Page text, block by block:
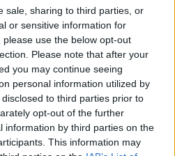
sale, sharing to third parties, or
or sensitive information for
use the below opt-out
Please note that after your
you may continue seeing
personal information utilized by
to third parties prior to
opt-out of the further
information by third parties on the
This information may
SOKAN ROSSZUL TÁROLJÁK
– EMIATT
A HATÁSUK
odafigyelni rá
JELENTKEZIK EZ A
FIGYELJ